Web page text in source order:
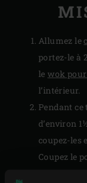
Allumez le
portez-le à
le wok
l’intérieur.
Pendant ce
d’environ
coupez-les
Coupez le